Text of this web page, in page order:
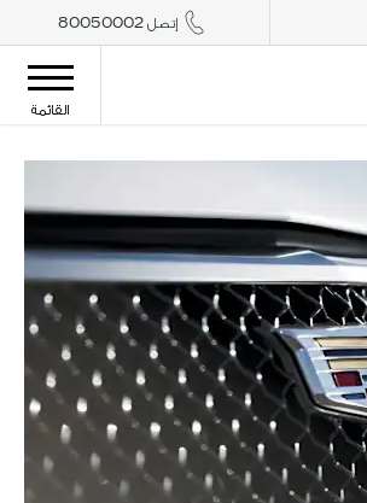
إتصل 80050002
القائمة